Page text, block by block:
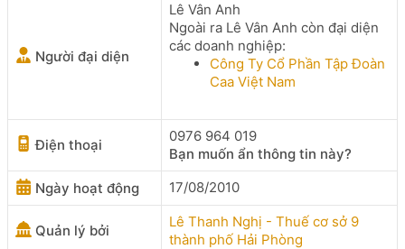
Người đại diện
Lê Vân Anh
Ngoài ra Lê Vân Anh còn đại diện
các doanh nghiệp:
Công Ty Cổ Phần Tập Đoàn
Caa Việt Nam
Điện thoại
0976 964 019
Bạn muốn ẩn thông tin này?
Ngày hoạt động
17/08/2010
Quản lý bởi
Lê Thanh Nghị - Thuế cơ sở 9
thành phố Hải Phòng